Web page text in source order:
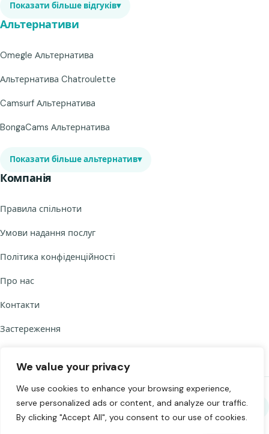
We value your privacy
We use cookies to enhance your browsing experience,
serve personalized ads or content, and analyze our traffic.
By clicking "Accept All", you consent to our use of cookies.
Показати більше відгуків▾
Альтернативи
Omegle Альтернатива
Альтернатива Chatroulette
Camsurf Альтернатива
BongaCams Альтернатива
Показати більше альтернатив▾
Компанія
Правила спільноти
Умови надання послуг
Політика конфіденційності
Про нас
Контакти
Застереження
Поділитися Chat to Strangers